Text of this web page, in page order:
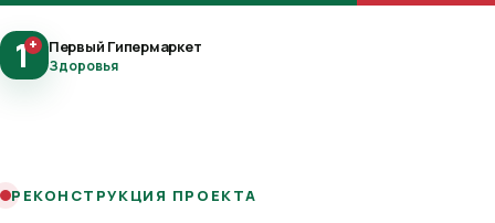
1+ Первый Гипермаркет
Здоровья
РЕКОНСТРУКЦИЯ ПРОЕКТА